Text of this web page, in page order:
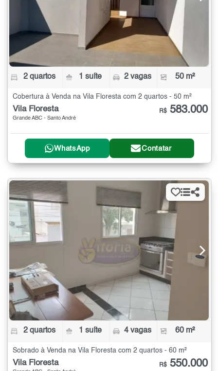
2 quartos 1 suíte 2 vagas 50 m²
Cobertura à Venda na Vila Floresta com 2 quartos - 50 m²
Vila Floresta
Grande ABC - Santo André
R$ 583.000
WhatsApp Contatar
2 quartos 1 suíte 4 vagas 60 m²
Sobrado à Venda na Vila Floresta com 2 quartos - 60 m²
Vila Floresta R$ 550.000